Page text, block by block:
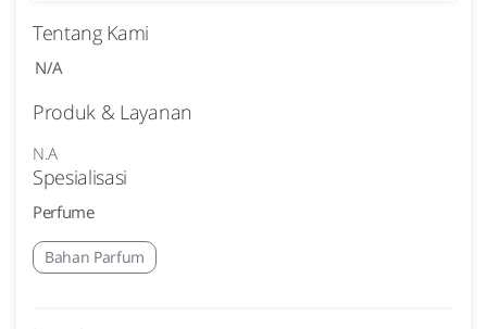
Tentang Kami
N/A
Produk & Layanan
N.A
Spesialisasi
Perfume
Bahan Parfum